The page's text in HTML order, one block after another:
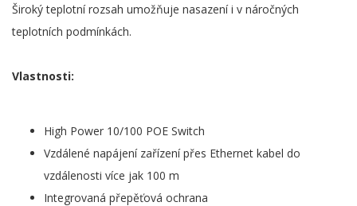
Široký teplotní rozsah umožňuje nasazení i v náročných
teplotních podmínkách.
Vlastnosti:
High Power 10/100 POE Switch
Vzdálené napájení zařízení přes Ethernet kabel do
vzdálenosti více jak 100 m
Integrovaná přepěťová ochrana